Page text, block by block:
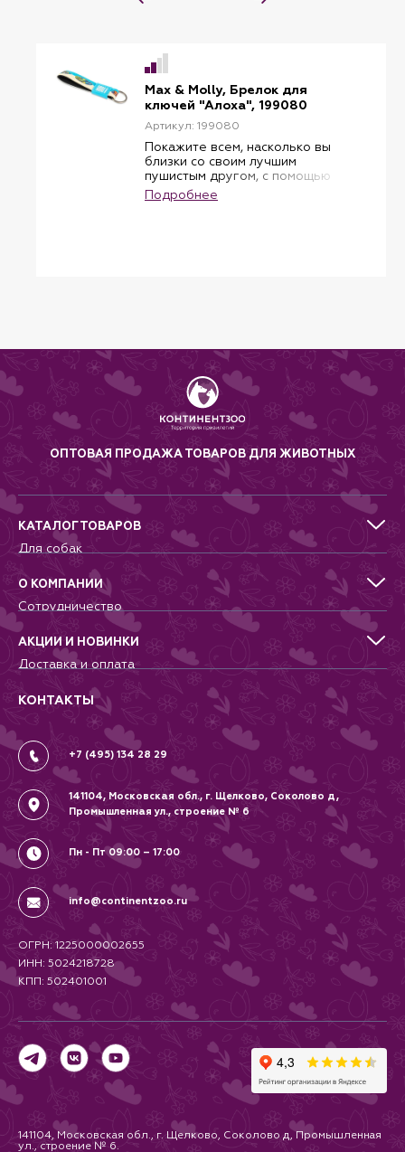
Max & Molly, Брелок для
ключей "Алоха", 199080
Артикул: 199080
Покажите всем, насколько вы
близки со своим лучшим
пушистым другом, с помощью
наших брелоков для ключей.
Как и другие наши изделия,
Подробнее
ОПТОВАЯ ПРОДАЖА ТОВАРОВ ДЛЯ ЖИВОТНЫХ
КАТАЛОГ ТОВАРОВ
Для собак
Для кошек
Для грызунов
Для птиц
Аквариумистика, пруд, море
Террариумистика
О КОМПАНИИ
Сотрудничество
Питомникам
Добрые дела
Новости
Контакты
Вопрос-Ответ
АКЦИИ И НОВИНКИ
Доставка и оплата
Гарантии и возврат
Вакансии
Политика
Соглашение
КОНТАКТЫ
+7 (495) 134 28 29
141104, Московская обл., г. Щелково, Соколово д,
Промышленная ул., строение № 6
Пн - Пт 09:00 – 17:00
info@continentzoo.ru
ОГРН: 1225000002655
ИНН: 5024218728
КПП: 502401001
141104, Московская обл., г. Щелково, Соколово д, Промышленная
ул., строение № 6.